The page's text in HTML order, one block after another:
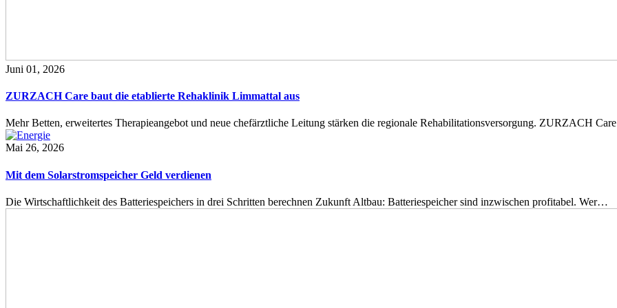
Juni 01, 2026
ZURZACH Care baut die etablierte Rehaklinik Limmattal aus
Mehr Betten, erweitertes Therapieangebot und neue chefärztliche Leitung stärken die regionale Rehabilitationsversorgung. ZURZACH
Mai 26, 2026
Mit dem Solarstromspeicher Geld verdienen
Die Wirtschaftlichkeit des Batteriespeichers in drei Schritten berechnen Zukunft Altbau: Batteriespeicher sind inzwischen profitabel. Wer…